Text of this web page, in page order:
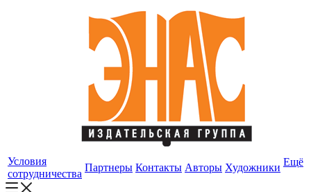
Условия
сотрудничества
Партнеры Контакты Авторы Художники Ещё